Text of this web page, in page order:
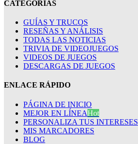
CATEGORÍAS
GUÍAS Y TRUCOS
RESEÑAS Y ANÁLISIS
TODAS LAS NOTICIAS
TRIVIA DE VIDEOJUEGOS
VIDEOS DE JUEGOS
DESCARGAS DE JUEGOS
ENLACE RÁPIDO
PÁGINA DE INICIO
MEJOR EN LÍNEAHot
PERSONALIZA TUS INTERESES
MIS MARCADORES
BLOG